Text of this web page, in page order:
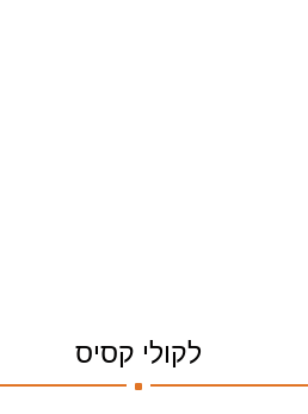
לקולי קסיס
.